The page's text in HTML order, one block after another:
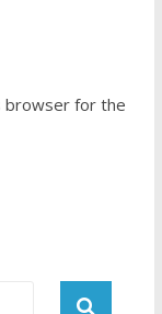
browser for the